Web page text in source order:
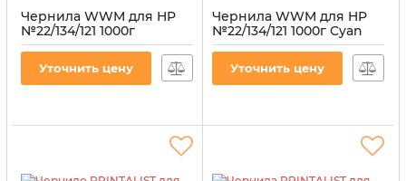
Чернила WWM для HP
№22/134/121 1000г
Magenta
(H35/M-4) для СНПЧ
Уточнить цену
Чернила WWM для HP
№22/134/121 1000г Cyan
водорастворимые
H35/C-4
Уточнить цену